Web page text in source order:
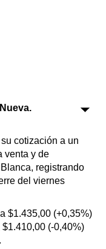
cotización a un
venta y de
registrando
del viernes
$1.435,00 (+0,35%)
(-0,40%)